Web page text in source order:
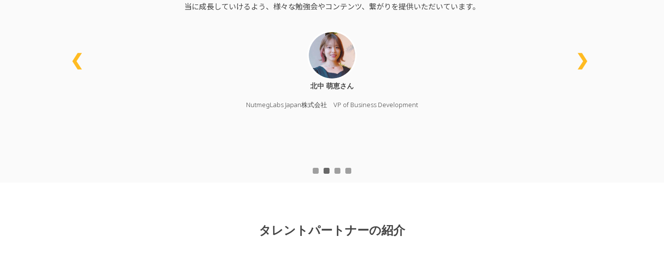
当に成長していけるよう、様々な勉強会やコンテンツ、繋がりを提供いただいています。
北中 萌恵さん
NutmegLabs Japan株式会社 VP of Business Development
❮ ❯
タレントパートナーの紹介